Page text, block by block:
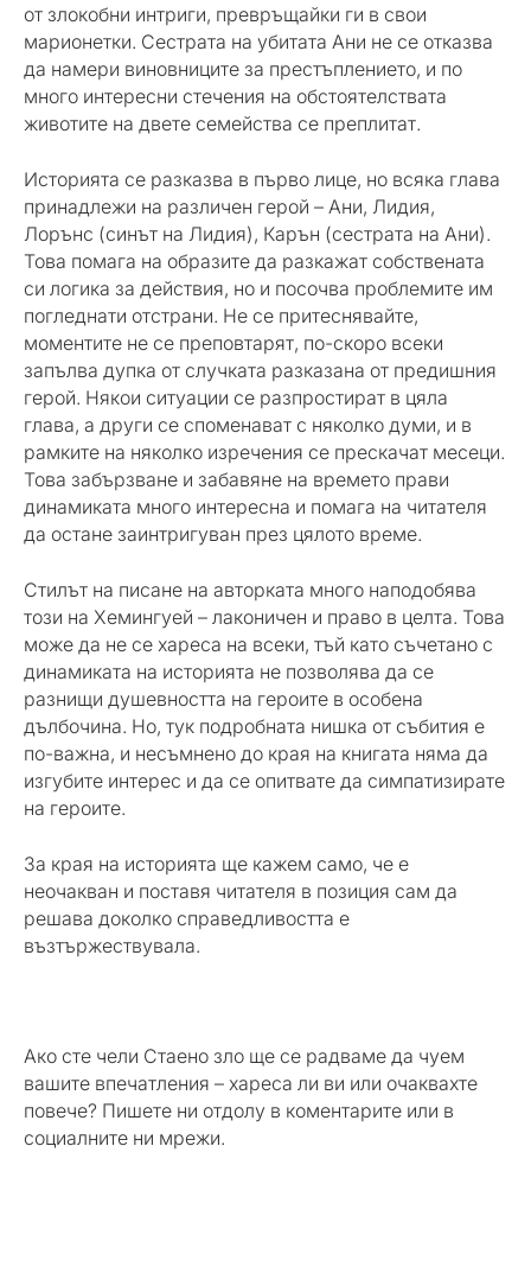
от злокобни интриги, превръщайки ги в свои
марионетки. Сестрата на убитата Ани не се отказва
да намери виновниците за престъплението, и по
много интересни стечения на обстоятелствата
животите на двете семейства се преплитат.
Историята се разказва в първо лице, но всяка глава
принадлежи на различен герой – Ани, Лидия,
Лорънс (синът на Лидия), Карън (сестрата на Ани).
Това помага на образите да разкажат собствената
си логика за действия, но и посочва проблемите им
погледнати отстрани. Не се притеснявайте,
моментите не се преповтарят, по-скоро всеки
запълва дупка от случката разказана от предишния
герой. Някои ситуации се разпростират в цяла
глава, а други се споменават с няколко думи, и в
рамките на няколко изречения се прескачат месеци.
Това забързване и забавяне на времето прави
динамиката много интересна и помага на читателя
да остане заинтригуван през цялото време.
Стилът на писане на авторката много наподобява
този на Хемингуей – лаконичен и право в целта. Това
може да не се хареса на всеки, тъй като съчетано с
динамиката на историята не позволява да се
разнищи душевността на героите в особена
дълбочина. Но, тук подробната нишка от събития е
по-важна, и несъмнено до края на книгата няма да
изгубите интерес и да се опитвате да симпатизирате
на героите.
За края на историята ще кажем само, че е
неочакван и поставя читателя в позиция сам да
решава доколко справедливостта е
възтържествувала.
Ако сте чели Стаено зло ще се радваме да чуем
вашите впечатления – хареса ли ви или очаквахте
повече? Пишете ни отдолу в коментарите или в
социалните ни мрежи.